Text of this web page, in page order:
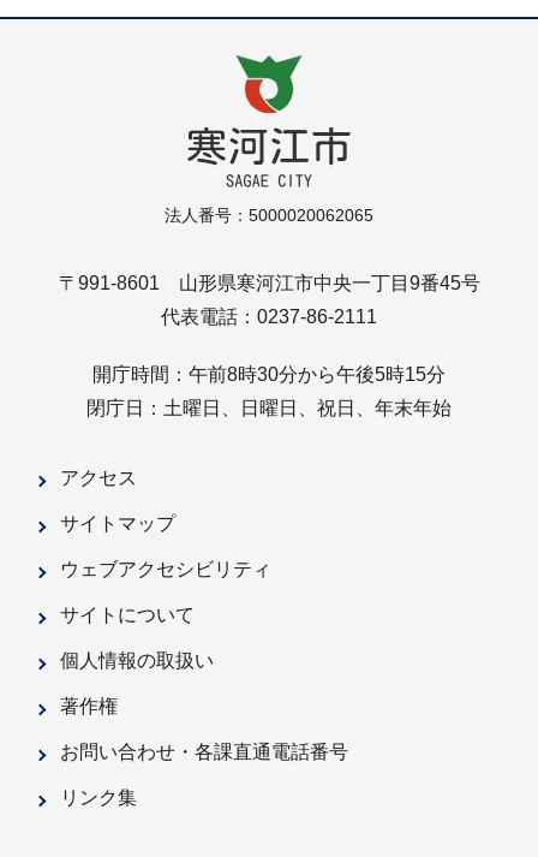
法人番号：5000020062065
〒991-8601 山形県寒河江市中央一丁目9番45号
代表電話：0237-86-2111
開庁時間：午前8時30分から午後5時15分
閉庁日：土曜日、日曜日、祝日、年末年始
アクセス
サイトマップ
ウェブアクセシビリティ
サイトについて
個人情報の取扱い
著作権
お問い合わせ・各課直通電話番号
リンク集